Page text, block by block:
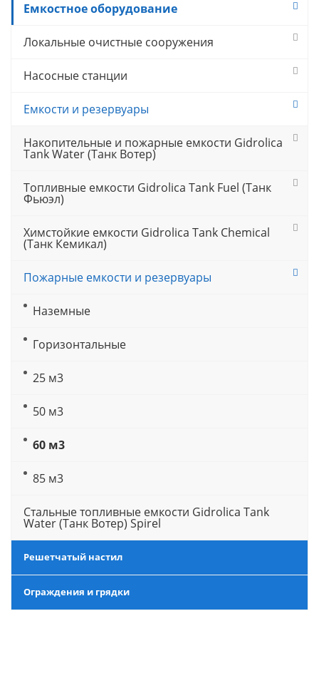
Емкостное оборудование
Локальные очистные сооружения
Насосные станции
Емкости и резервуары
Накопительные и пожарные емкости Gidrolica
Tank Water (Танк Вотер)
Топливные емкости Gidrolica Tank Fuel (Танк
Фьюэл)
Химстойкие емкости Gidrolica Tank Chemical
(Танк Кемикал)
Пожарные емкости и резервуары
Наземные
Горизонтальные
25 м3
50 м3
60 м3
85 м3
Стальные топливные емкости Gidrolica Tank
Water (Танк Вотер) Spirel
Решетчатый настил
Ограждения и грядки